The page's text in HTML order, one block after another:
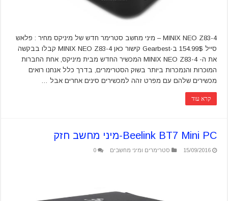
MINIX NEO Z83-4 – מיני מחשב סטרימר חדש של מיניקס מחיר : פלאש
סייל 154.99$ ב-Gearbest קישור כאן MINIX NEO Z83-4 קבלו בבקשה
את ה- MINIX NEO Z83-4 המכשיר החדש מבית מיניקס, אחת החברות
המוכרות והנמכרות ביותר בשוק הסטרימרים, בדרך כלל אנחנו רואים
מכשירים שלהם עם מפרט זהה למכשירים סינים אחרים אבל …
קרא עוד
Beelink BT7 Mini PC-מיני מחשב חזק
15/09/2016 סטרימרים ומיני מחשבים 0